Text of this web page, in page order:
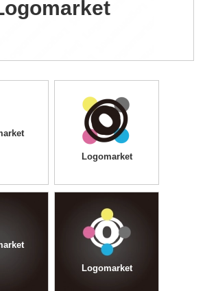
Logomarket
Logomarket